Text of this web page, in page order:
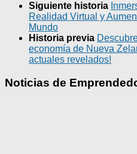
Siguiente historia
Realidad Virtual y
Mundo
Historia previa
economía de Nueva
actuales revelados!
Noticias de